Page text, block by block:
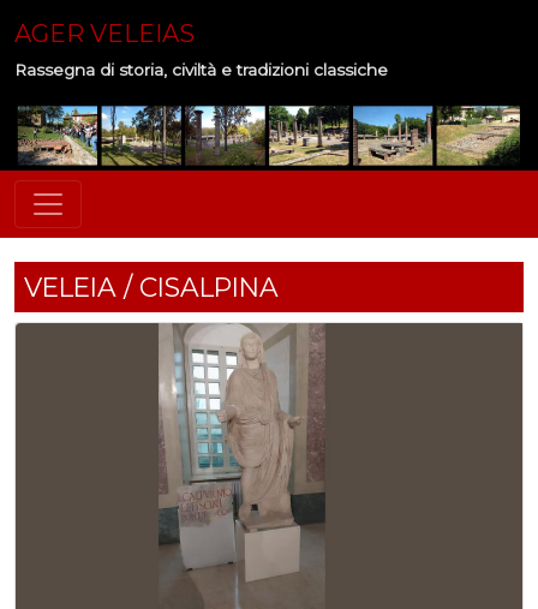
AGER VELEIAS
Rassegna di storia, civiltà e tradizioni classiche
VELEIA / CISALPINA